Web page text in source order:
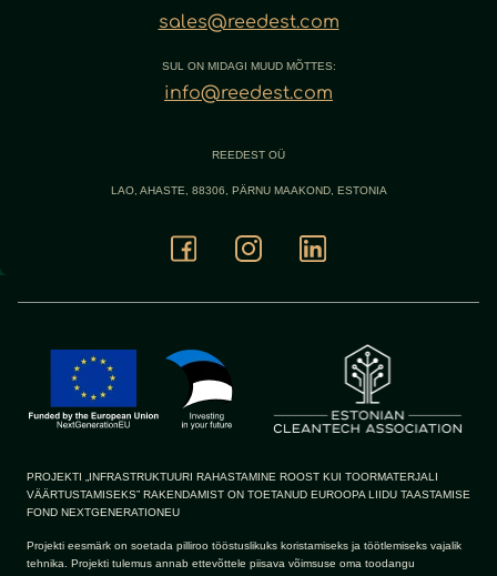
sales@reedest.com
SUL ON MIDAGI MUUD MÕTTES:
info@reedest.com
REEDEST OÜ
LAO, AHASTE, 88306, PÄRNU MAAKOND, ESTONIA
PROJEKTI „INFRASTRUKTUURI RAHASTAMINE ROOST KUI TOORMATERJALI
VÄÄRTUSTAMISEKS” RAKENDAMIST ON TOETANUD EUROOPA LIIDU TAASTAMISE
FOND NEXTGENERATIONEU
Projekti eesmärk on soetada pilliroo tööstuslikuks koristamiseks ja töötlemiseks vajalik
tehnika. Projekti tulemus annab ettevõttele piisava võimsuse oma toodangu